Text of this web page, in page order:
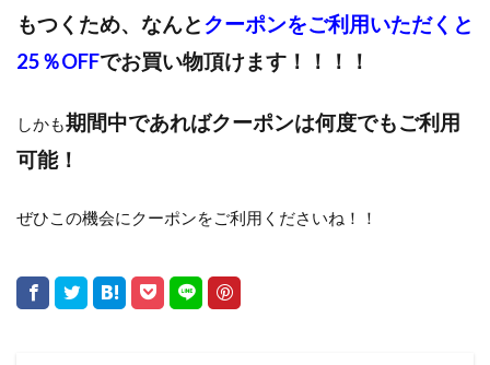
もつくため、なんとクーポンをご利用いただくと
25％OFFでお買い物頂けます！！！！
しかも期間中であればクーポンは何度でもご利用
可能！
ぜひこの機会にクーポンをご利用くださいね！！